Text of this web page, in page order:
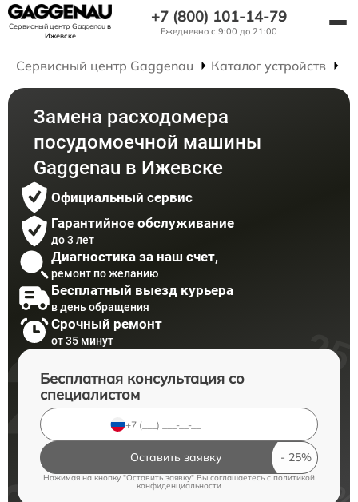
Сервисный центр Gaggenauв
Ижевске
+7 (800) 101-14-79
Ежедневно с 9:00 до 21:00
Сервисный центр Gaggenau Каталог устройств
Замена расходомера
посудомоечной машины
Gaggenau в Ижевске
Официальный сервис
Гарантийное обслуживание
до 3 лет
Диагностика за наш счет,
ремонт по желанию
Бесплатный выезд курьера
в день обращения
Срочный ремонт
от 35 минут
Бесплатная консультация со
специалистом
Оставить заявку
Нажимая на кнопку "Оставить заявку" Вы соглашаетесь c политикой
конфиденциальности